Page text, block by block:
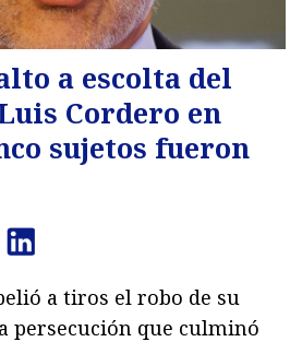
a escolta del
Cordero en
sujetos fueron
a tiros el robo de su
persecución que culminó